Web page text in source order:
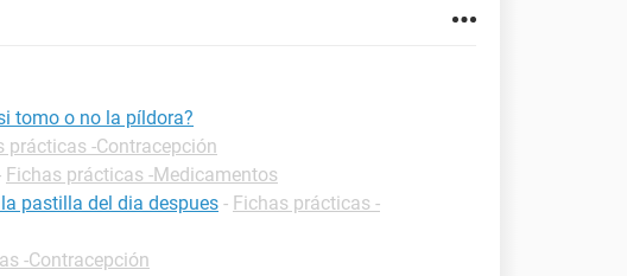
tomo o no la píldora?
prácticas -Contracepción
Fichas prácticas -Medicamentos
pastilla del dia despues - Fichas prácticas -
-Contracepción